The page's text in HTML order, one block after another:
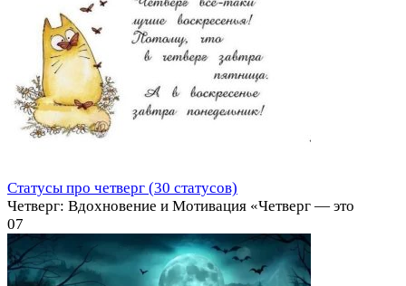
Статусы про четверг (30 статусов)
Четверг: Вдохновение и Мотивация «Четверг — это
07